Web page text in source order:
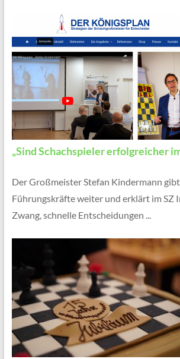
„Sind Schachspieler erfolgreicher
Der Großmeister Stefan Kindermann
Führungskräfte weiter und erklärt im SZ
Zwang, schnelle Entscheidungen ...